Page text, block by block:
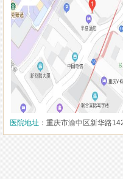
医院地址 ：重庆市渝中区新华路